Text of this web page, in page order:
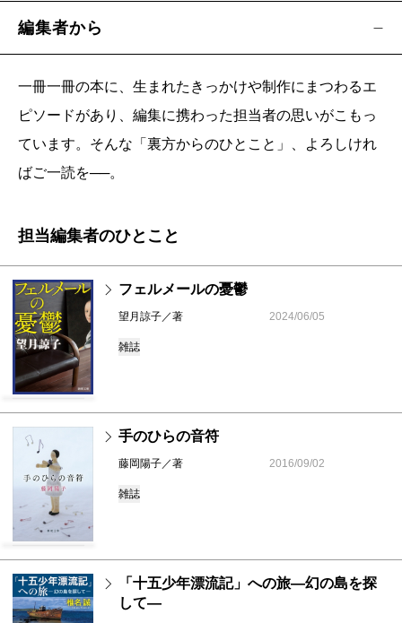
編集者から
一冊一冊の本に、生まれたきっかけや制作にまつわるエ
ピソードがあり、編集に携わった担当者の思いがこもっ
ています。そんな「裏方からのひとこと」、よろしけれ
ばご一読を──。
担当編集者のひとこと
フェルメールの憂鬱
望月諒子／著 2024/06/05
雑誌
手のひらの音符
藤岡陽子／著 2016/09/02
雑誌
「十五少年漂流記」への旅―幻の島を探
して―